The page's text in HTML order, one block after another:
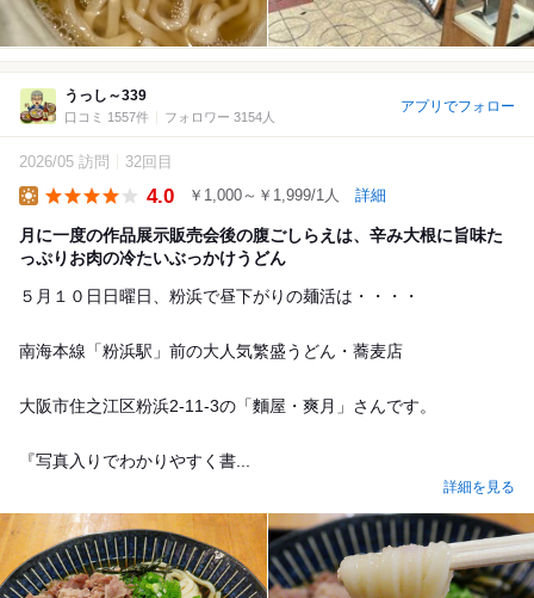
うっし～339
口コミ 1557件 フォロワー 3154人
アプリでフォロー
2026/05 訪問 32回目
4.0 ￥1,000～￥1,999/1人 詳細
月に一度の作品展示販売会後の腹ごしらえは、辛み大根に旨味た
っぷりお肉の冷たいぶっかけうどん
５月１０日日曜日、粉浜で昼下がりの麺活は・・・・
南海本線「粉浜駅」前の大人気繁盛うどん・蕎麦店
大阪市住之江区粉浜2-11-3の「麵屋・爽月」さんです。
『写真入りでわかりやすく書...
詳細を見る